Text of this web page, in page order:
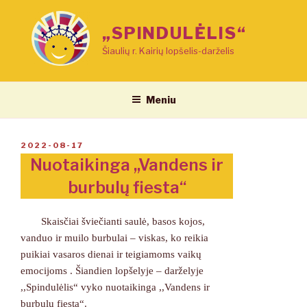
„SPINDULĖLIS“
Šiaulių r. Kairių lopšelis-darželis
Meniu
PASKELBTA
2022-08-17
Nuotaikinga ,,Vandens ir
burbulų fiesta“
Skaisčiai šviečianti saulė, basos kojos,
vanduo ir muilo burbulai – viskas, ko reikia
puikiai vasaros dienai ir teigiamoms vaikų
emocijoms . Šiandien lopšelyje – darželyje
,,Spindulėlis“ vyko nuotaikinga ,,Vandens ir
burbulų fiesta“.